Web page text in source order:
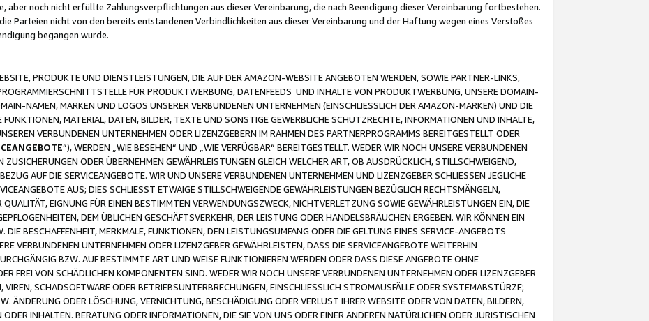
aber noch nicht erfüllte Zahlungsverpflichtungen aus dieser Vereinbarung, die nach Beendigung dieser Vereinbarung fortbestehen.
Parteien nicht von den bereits entstandenen Verbindlichkeiten aus dieser Vereinbarung und der Haftung wegen eines Verstoßes
begangen wurde.
PRODUKTE UND DIENSTLEISTUNGEN, DIE AUF DER AMAZON-WEBSITE ANGEBOTEN WERDEN, SOWIE PARTNER-LINKS,
FÜR PRODUKTWERBUNG, DATENFEEDS UND INHALTE VON PRODUKTWERBUNG, UNSERE DOMAIN-
NAMEN, MARKEN UND LOGOS UNSERER VERBUNDENEN UNTERNEHMEN (EINSCHLIESSLICH DER AMAZON-MARKEN) UND DIE
MATERIAL, DATEN, BILDER, TEXTE UND SONSTIGE GEWERBLICHE SCHUTZRECHTE, INFORMATIONEN UND INHALTE,
VERBUNDENEN UNTERNEHMEN ODER LIZENZGEBERN IM RAHMEN DES PARTNERPROGRAMMS BEREITGESTELLT ODER
“), WERDEN „WIE BESEHEN“ UND „WIE VERFÜGBAR“ BEREITGESTELLT. WEDER WIR NOCH UNSERE VERBUNDENEN
ODER ÜBERNEHMEN GEWÄHRLEISTUNGEN GLEICH WELCHER ART, OB AUSDRÜCKLICH, STILLSCHWEIGEND,
AUF DIE SERVICEANGEBOTE. WIR UND UNSERE VERBUNDENEN UNTERNEHMEN UND LIZENZGEBER SCHLIESSEN JEGLICHE
AUS; DIES SCHLIESST ETWAIGE STILLSCHWEIGENDE GEWÄHRLEISTUNGEN BEZÜGLICH RECHTSMÄNGELN,
EIGNUNG FÜR EINEN BESTIMMTEN VERWENDUNGSZWECK, NICHTVERLETZUNG SOWIE GEWÄHRLEISTUNGEN EIN, DIE
DEM ÜBLICHEN GESCHÄFTSVERKEHR, DER LEISTUNG ODER HANDELSBRÄUCHEN ERGEBEN. WIR KÖNNEN EIN
DIE BESCHAFFENHEIT, MERKMALE, FUNKTIONEN, DEN LEISTUNGSUMFANG ODER DIE GELTUNG EINES SERVICE-ANGEBOTS
VERBUNDENEN UNTERNEHMEN ODER LIZENZGEBER GEWÄHRLEISTEN, DASS DIE SERVICEANGEBOTE WEITERHIN
BZW. AUF BESTIMMTE ART UND WEISE FUNKTIONIEREN WERDEN ODER DASS DIESE ANGEBOTE OHNE
FREI VON SCHÄDLICHEN KOMPONENTEN SIND. WEDER WIR NOCH UNSERE VERBUNDENEN UNTERNEHMEN ODER LIZENZGEBER
VIREN, SCHADSOFTWARE ODER BETRIEBSUNTERBRECHUNGEN, EINSCHLIESSLICH STROMAUSFÄLLE ODER SYSTEMABSTÜRZE;
ÄNDERUNG ODER LÖSCHUNG, VERNICHTUNG, BESCHÄDIGUNG ODER VERLUST IHRER WEBSITE ODER VON DATEN, BILDERN,
INHALTEN. BERATUNG ODER INFORMATIONEN, DIE SIE VON UNS ODER EINER ANDEREN NATÜRLICHEN ODER JURISTISCHEN